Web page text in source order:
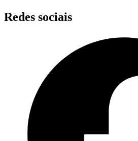
Skip
to
Redes sociais